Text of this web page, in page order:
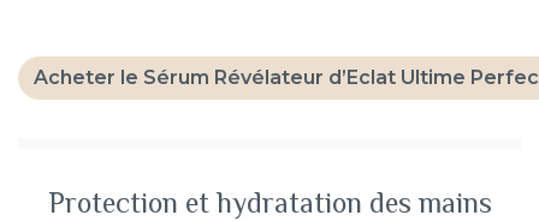
Acheter le Sérum Révélateur d’Eclat Ultime
Protection et hydratation des mains